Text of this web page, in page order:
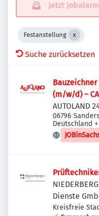
Jetzt
Festanstellung
Suche zurücksetzen
(m/w/d) –
AUTOLAND
06796
Deutschland +
Dienste
Kreisfreie